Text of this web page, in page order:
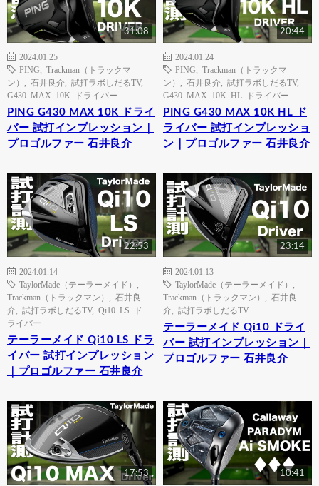
31:08
2024.01.25
PING
Trackman（トラックマ
ン）
石井良介 試打ラボしだるTV,
G430 MAX 10K ドライバー
PING G430 MAX 10K ドライ
バー 試打インプレッション｜
プロゴルファー 石井良介
20:44
2024.01.24
PING
Trackman（トラックマ
ン）
石井良介 試打ラボしだるTV,
G430 MAX 10K HL ドライバー
PING G430 MAX 10K HL ド
ライバー 試打インプレッショ
ン｜プロゴルファー 石井良介
22:53
2024.01.14
TaylorMade（テーラーメイド）
Trackman（トラックマン）
石井良
介
試打ラボしだるTV, Qi10 LS ド
ライバー
テーラーメイド Qi10 LS ドラ
イバー 試打インプレッション
｜プロゴルファー 石井良介
23:14
2024.01.13
TaylorMade（テーラーメイド）
Trackman（トラックマン）
石井良
介
試打ラボしだるTV
テーラーメイド Qi10 ドライ
バー 試打インプレッション｜
プロゴルファー 石井良介
17:53 10:41